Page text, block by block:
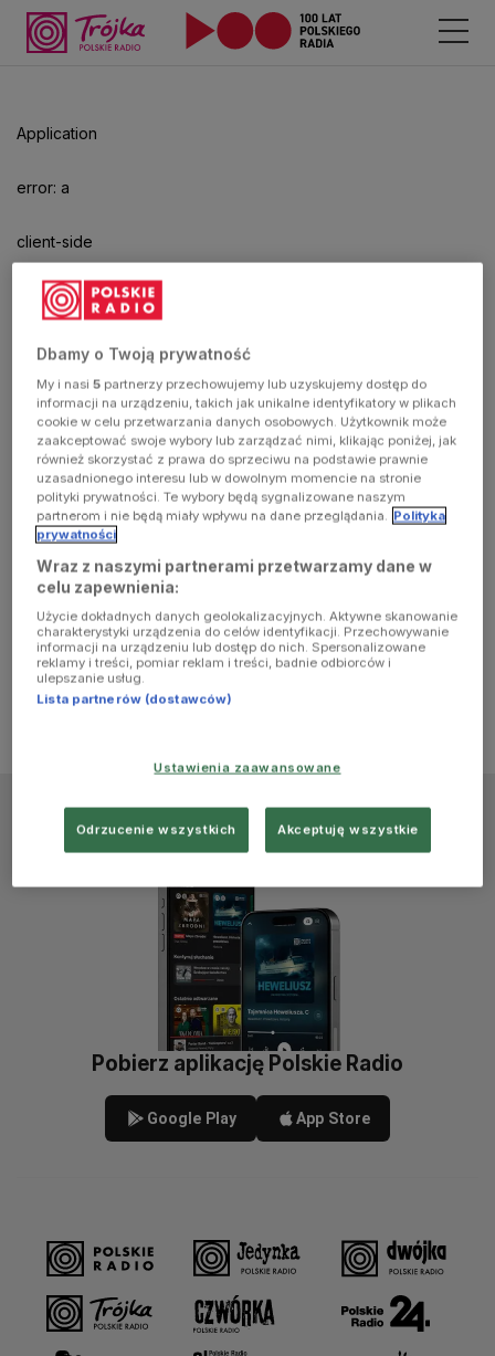
Application
error: a
client-side
exception
has
occurred
(see the
browser
console for
more
information)
Pobierz aplikację Polskie Radio
Google Play App Store
Dbamy o Twoją prywatność
My i nasi5 partnerzy przechowujemy lub uzyskujemy dostęp do
informacji na urządzeniu, takich jak unikalne identyfikatory w plikach
cookie w celu przetwarzania danych osobowych. Użytkownik może
zaakceptować swoje wybory lub zarządzać nimi, klikając poniżej, jak
również skorzystać z prawa do sprzeciwu na podstawie prawnie
uzasadnionego interesu lub w dowolnym momencie na stronie
polityki prywatności. Te wybory będą sygnalizowane naszym
partnerom i nie będą miały wpływu na dane przeglądania. Polityka
prywatności
Wraz z naszymi partnerami przetwarzamy dane w
celu zapewnienia:
Użycie dokładnych danych geolokalizacyjnych. Aktywne skanowanie
charakterystyki urządzenia do celów identyfikacji. Przechowywanie
informacji na urządzeniu lub dostęp do nich. Spersonalizowane
reklamy i treści, pomiar reklam i treści, badnie odbiorców i
ulepszanie usług.
Lista partnerów (dostawców)
Ustawienia zaawansowane
Odrzucenie wszystkich Akceptuję wszystkie